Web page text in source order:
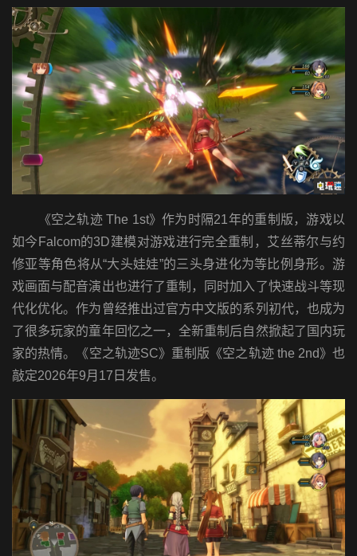
《空之轨迹 The 1st》作为时隔21年的重制版，游戏以
如今Falcom的3D建模对游戏进行完全重制，艾丝蒂尔与约
修亚等角色将从“大头娃娃”的三头身进化为等比例身形。游
戏画面与配音演出也进行了重制，同时加入了快速战斗等现
代化优化。作为曾经推出过官方中文版的系列初代，也成为
了很多玩家的童年回忆之一，全新重制后自然掀起了国内玩
家的热情。《空之轨迹SC》重制版《空之轨迹 the 2nd》也
敲定2026年9月17日发售。